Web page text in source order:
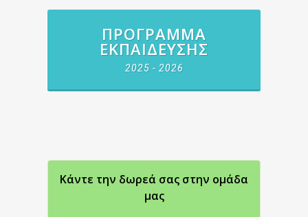
ΠΡΌΓΡΑΜΜΑ
ΕΚΠΑΊΔΕΥΣΗΣ
2025 - 2026
Κάντε την δωρεά σας στην oμάδα
μας